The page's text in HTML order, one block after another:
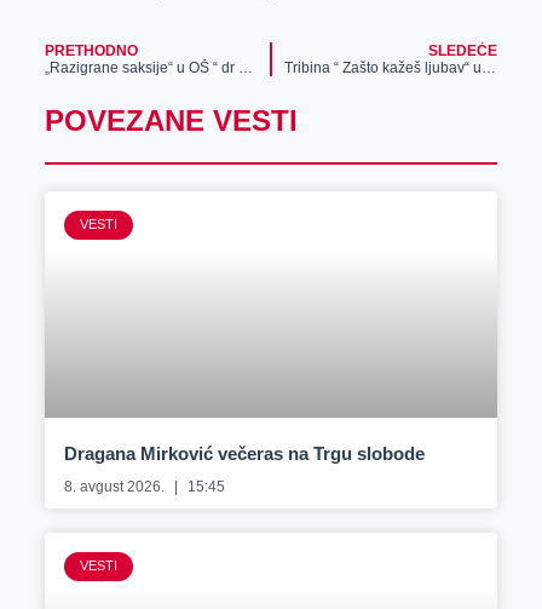
PRETHODNO
SLEDEĆE
POVEZANE VESTI
VESTI
Dragana Mirković večeras na Trgu slobode
8. avgust 2026. 15:45
VESTI